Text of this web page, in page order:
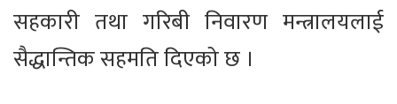
सहकारी तथा गरिबी निवारण मन्त्रालयलाई
सैद्धान्तिक सहमति दिएको छ ।